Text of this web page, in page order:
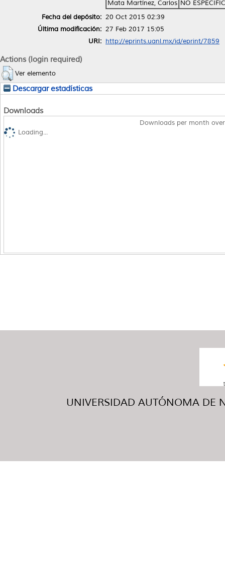
Mata Martínez, Carlos NO
Fecha del depósito: 20 Oct 2015 02:39
Última modificación: 27 Feb 2017 15:05
URI: http://eprints.uanl.mx/id/eprint/7859
Actions (login required)
Ver elemento
Descargar estadísticas
Downloads
Downloads per month
Loading...
UNIVERSIDAD AUTÓNOMA DE